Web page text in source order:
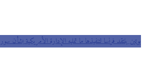
بوتين ينتقد فرنسا لتنفيذها ما تمليه الإدارة الأمريكية بشأن سوريا